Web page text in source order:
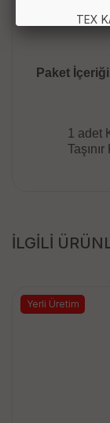
Paket
1 adet
İLGİLİ
Yerli Üretim
TEX